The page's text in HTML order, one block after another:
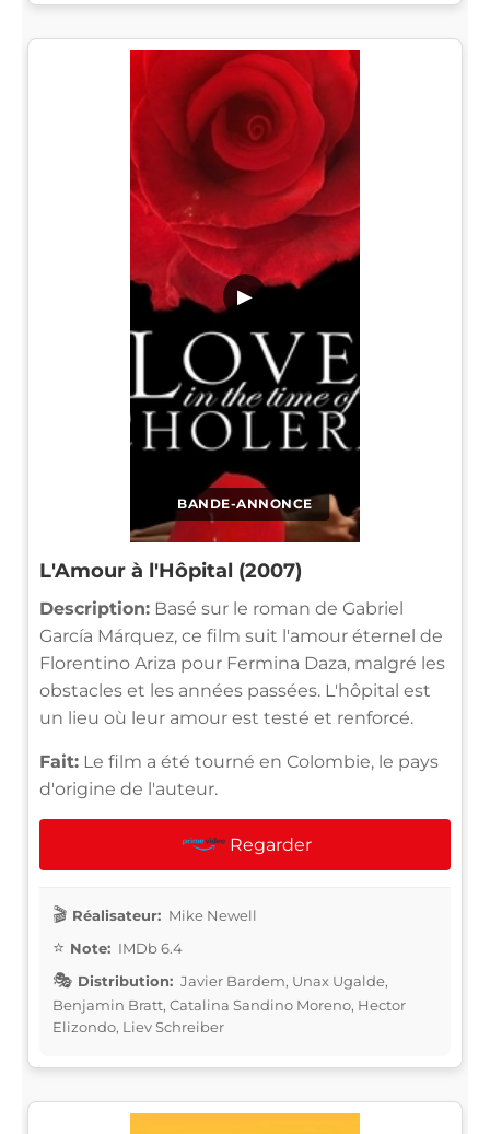
BANDE-ANNONCE
▶
L'Amour à l'Hôpital (2007)
Description: Basé sur le roman de Gabriel
García Márquez, ce film suit l'amour éternel de
Florentino Ariza pour Fermina Daza, malgré les
obstacles et les années passées. L'hôpital est
un lieu où leur amour est testé et renforcé.
Fait: Le film a été tourné en Colombie, le pays
d'origine de l'auteur.
Regarder
Réalisateur: Mike Newell
Note: IMDb 6.4
Distribution: Javier Bardem, Unax Ugalde,
Benjamin Bratt, Catalina Sandino Moreno, Hector
Elizondo, Liev Schreiber